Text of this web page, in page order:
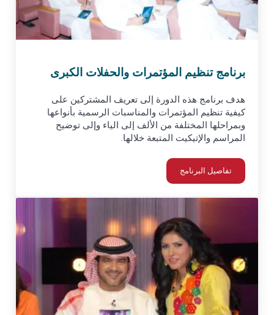
برنامج تنظيم المؤتمرات والحفلات الكبرى
هدف برنامج هذه الدورة إلى تعريف المشتركين على
كيفية تنظيم المؤتمرات والمناسبات الرسمية بأنواعها
وبمراحلها المختلفة من الألف إلى الياء وإلى توضيح
المراسم والإتيكيت المتبعة خلالها.
تفاصيل البرنامجبرنامج تنظيم المؤتمرات والحفلات الكبرى